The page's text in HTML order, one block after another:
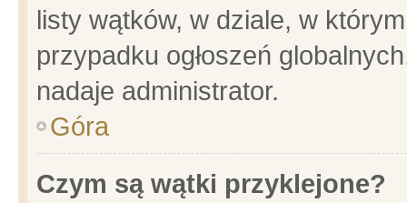
listy wątków, w dziale, w
przypadku ogłoszeń
nadaje administrator.
Góra
Czym są wątki przyklejone?